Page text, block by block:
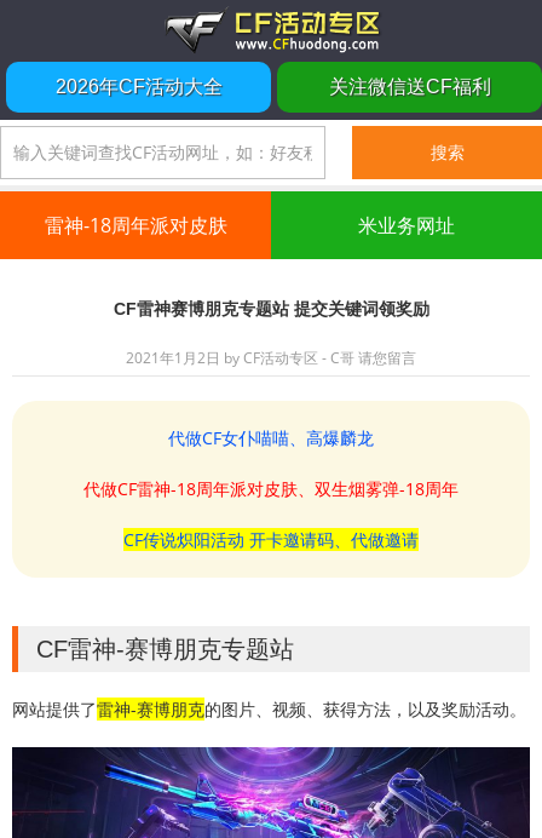
2026年CF活动大全 关注微信送CF福利
雷神-18周年派对皮肤 米业务网址
CF雷神赛博朋克专题站 提交关键词领奖励
2021年1月2日 byCF活动专区 - C哥请您留言
代做CF女仆喵喵、高爆麟龙
代做CF雷神-18周年派对皮肤、双生烟雾弹-18周年
CF传说炽阳活动 开卡邀请码、代做邀请
CF雷神-赛博朋克专题站
网站提供了雷神-赛博朋克的图片、视频、获得方法，以及奖励活动。